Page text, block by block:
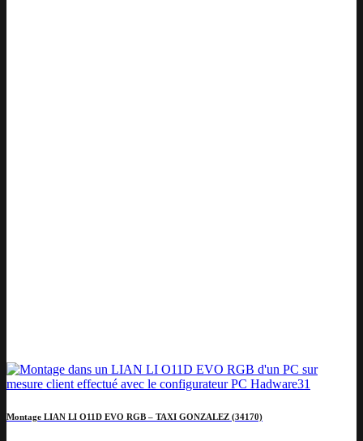
Montage LIAN LI O11D EVO RGB – TAXI GONZALEZ (34170)